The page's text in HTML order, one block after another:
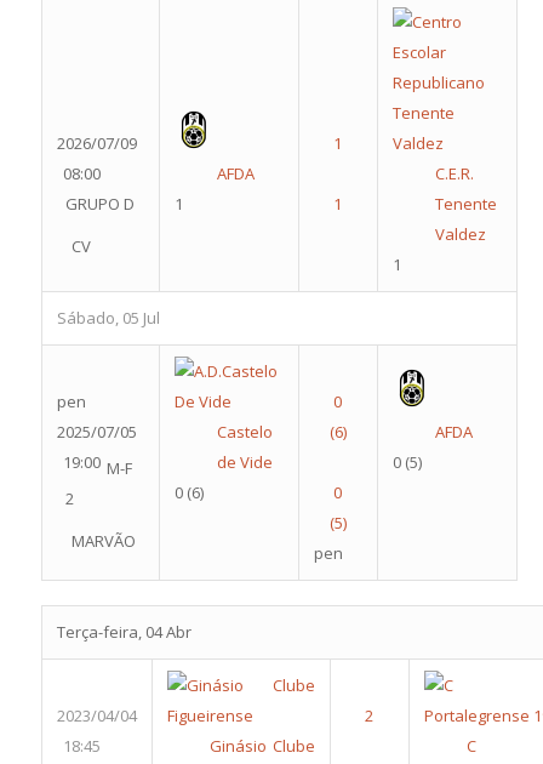
2026/07/09
08:00
GRUPO D
CV
AFDA
1
C.E.R.
Tenente
Valdez
1
Sábado, 05 Jul
pen
2025/07/05
19:00 M-F
2
MARVÃO
Castelo
de Vide
0 (6)
pen
AFDA
0 (5)
Terça-feira, 04 Abr
2023/04/04
18:45
Ginásio Clube
C